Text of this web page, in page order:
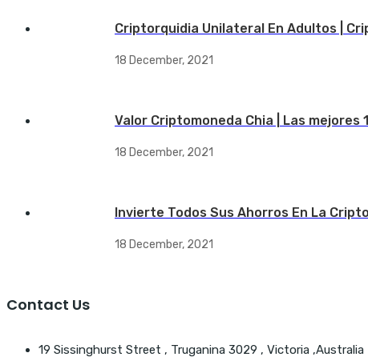
Criptorquidia Unilateral En Adultos |
18 December, 2021
Valor Criptomoneda Chia | Las
18 December, 2021
Invierte Todos Sus Ahorros En La
18 December, 2021
Contact Us
19 Sissinghurst Street , Truganina 3029 , Victoria ,Australia